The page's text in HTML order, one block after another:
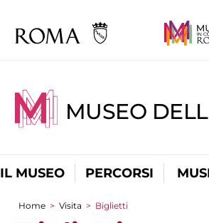
MUSEO
IL MUSEO PERCORSI
Home > Visita > Biglietti